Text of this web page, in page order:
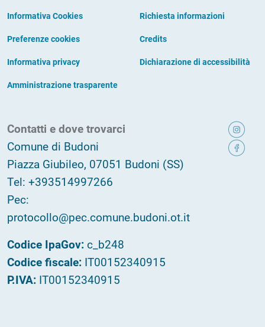
Informativa Cookies
Preferenze cookies
Informativa privacy
Amministrazione trasparente
Richiesta informazioni
Credits
Dichiarazione di accessibilità
Contatti e dove trovarci
Comune di Budoni
Piazza Giubileo, 07051 Budoni (SS)
Tel: +393514997266
Pec:
protocollo@pec.comune.budoni.ot.it
Codice IpaGov: c_b248
Codice fiscale: IT00152340915
P.IVA: IT00152340915